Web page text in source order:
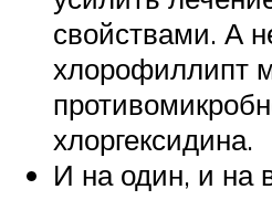
свойствами. А
хлорофиллипт
хлоргексидина.
И на один, и на